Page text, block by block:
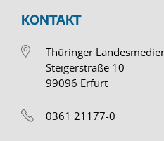
KONTAKT
Thüringer
Steigerstraße 10
99096 Erfurt
0361 21177-0